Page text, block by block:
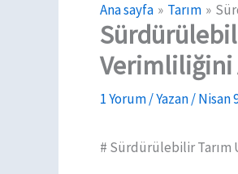
Ana sayfa Tarım
Verimliliğini
1 Yorum/ Yazan/Nisan
# Sürdürülebilir Tarım